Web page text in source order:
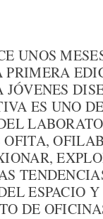
UNOS
PRIMERA
JÓVENES
ES UNO
ESPACIO
DE